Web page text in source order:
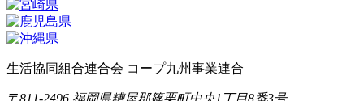
生活協同組合連合会 コープ九州事業連合